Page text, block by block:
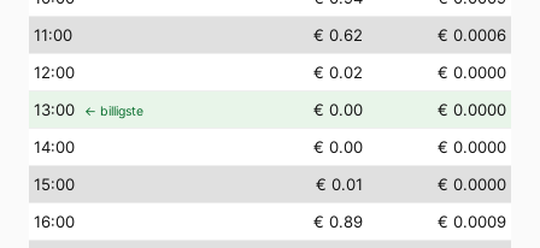
11:00 € 0.62
€ 0.0006
12:00 € 0.02
€ 0.0000
13:00 ← billigste € 0.00
€ 0.0000
14:00 € 0.00
€ 0.0000
15:00 € 0.01
€ 0.0000
16:00 € 0.89
€ 0.0009